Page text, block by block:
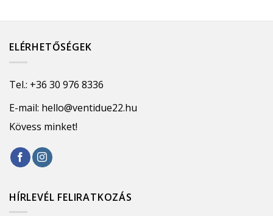
ELÉRHETŐSÉGEK
Tel.: +36 30 976 8336
E-mail: hello@ventidue22.hu
Kövess minket!
HÍRLEVÉL FELIRATKOZÁS